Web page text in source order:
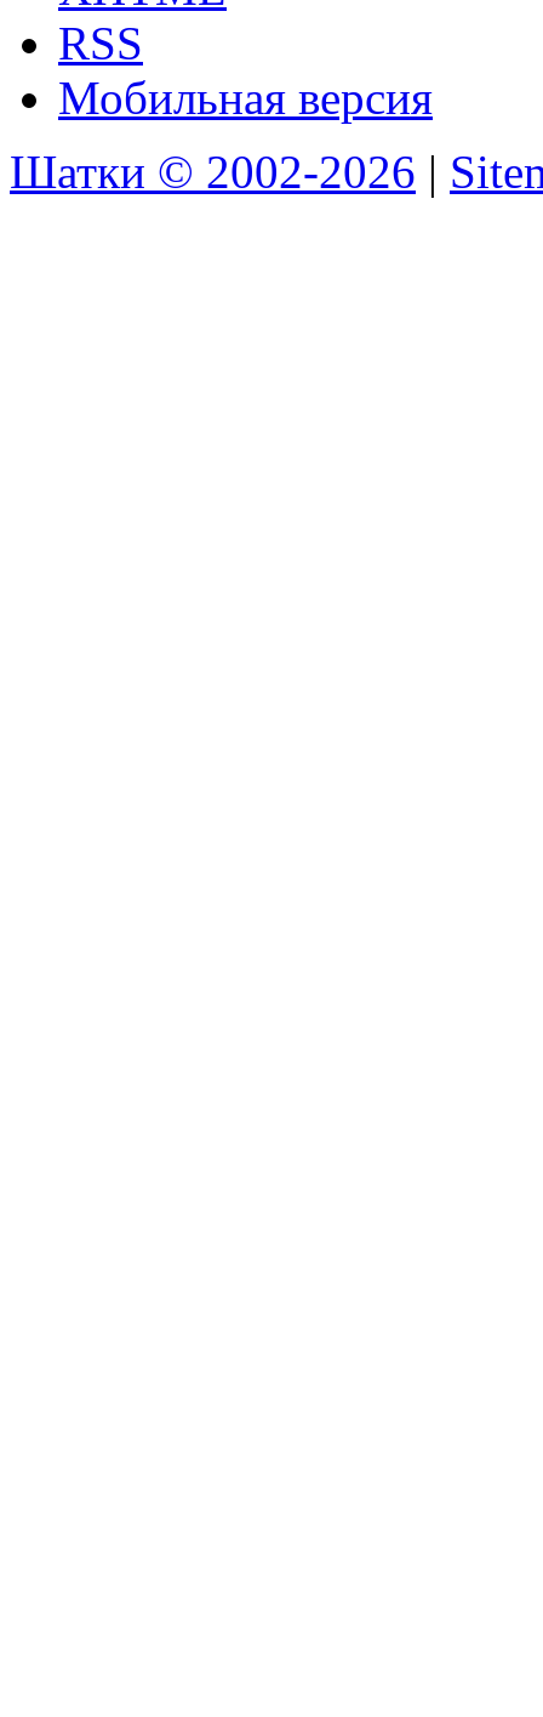
RSS
Мобильная версия
Шатки © 2002-2026 |